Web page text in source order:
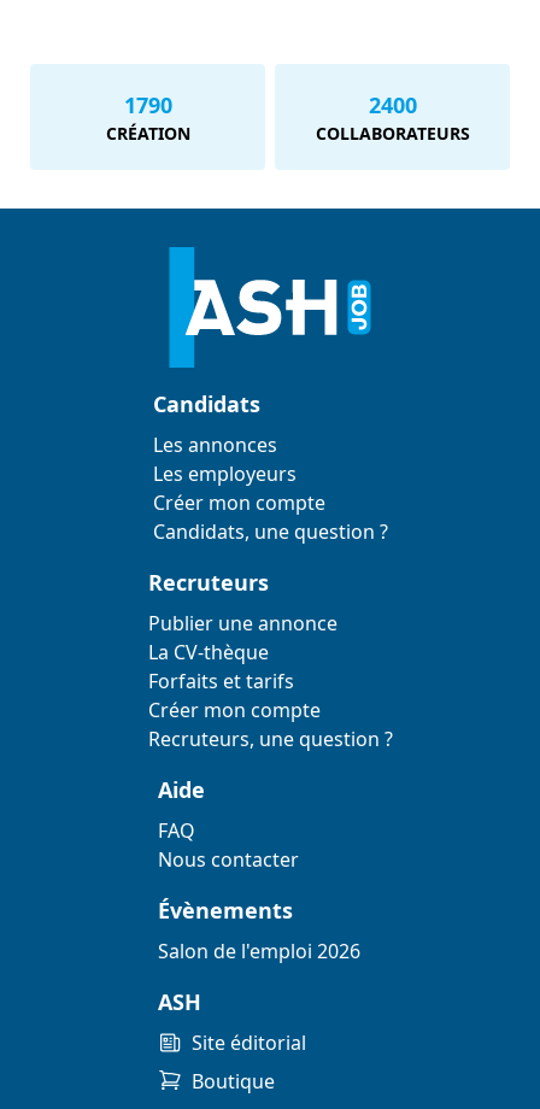
1790
CRÉATION
2400
COLLABORATEURS
Candidats
Les annonces
Les employeurs
Créer mon compte
Candidats, une question ?
Recruteurs
Publier une annonce
La CV-thèque
Forfaits et tarifs
Créer mon compte
Recruteurs, une question ?
Aide
FAQ
Nous contacter
Évènements
Salon de l'emploi 2026
ASH
Site éditorial
Boutique